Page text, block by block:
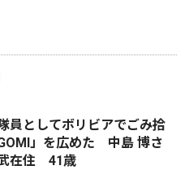
員としてボリビアでごみ拾
」を広めた 中島 博さ
在住 41歳